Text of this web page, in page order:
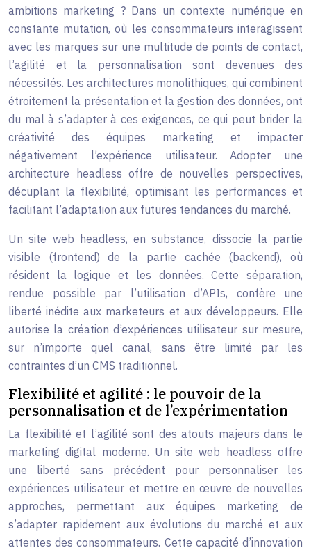
ambitions marketing ? Dans un contexte numérique en
constante mutation, où les consommateurs interagissent
avec les marques sur une multitude de points de contact,
l’agilité et la personnalisation sont devenues des
nécessités. Les architectures monolithiques, qui combinent
étroitement la présentation et la gestion des données, ont
du mal à s’adapter à ces exigences, ce qui peut brider la
créativité des équipes marketing et impacter
négativement l’expérience utilisateur. Adopter une
architecture headless offre de nouvelles perspectives,
décuplant la flexibilité, optimisant les performances et
facilitant l’adaptation aux futures tendances du marché.
Un site web headless, en substance, dissocie la partie
visible (frontend) de la partie cachée (backend), où
résident la logique et les données. Cette séparation,
rendue possible par l’utilisation d’APIs, confère une
liberté inédite aux marketeurs et aux développeurs. Elle
autorise la création d’expériences utilisateur sur mesure,
sur n’importe quel canal, sans être limité par les
contraintes d’un CMS traditionnel.
Flexibilité et agilité : le pouvoir de la
personnalisation et de l’expérimentation
La flexibilité et l’agilité sont des atouts majeurs dans le
marketing digital moderne. Un site web headless offre
une liberté sans précédent pour personnaliser les
expériences utilisateur et mettre en œuvre de nouvelles
approches, permettant aux équipes marketing de
s’adapter rapidement aux évolutions du marché et aux
attentes des consommateurs. Cette capacité d’innovation